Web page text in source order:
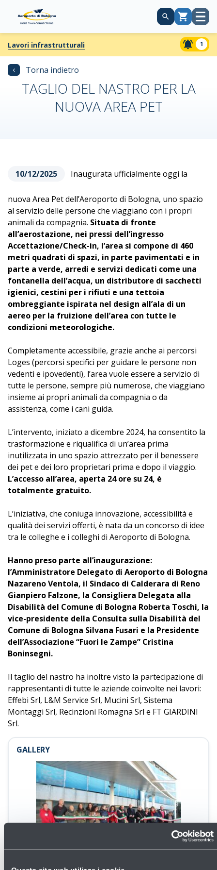
CarrelloApri
Lavori infrastrutturali 1
‹ Torna indietro
TAGLIO DEL NASTRO PER LA
NUOVA AREA PET
10/12/2025 Inaugurata ufficialmente oggi la
nuova Area Pet dell’Aeroporto di Bologna, uno spazio
al servizio delle persone che viaggiano con i propri
animali da compagnia. Situata di fronte
all’aerostazione, nei pressi dell’ingresso
Accettazione/Check-in, l’area si compone di 460
metri quadrati di spazi, in parte pavimentati e in
parte a verde, arredi e servizi dedicati come una
fontanella dell’acqua, un distributore di sacchetti
igienici, cestini per i rifiuti e una tettoia
ombreggiante ispirata nel design all’ala di un
aereo per la fruizione dell’area con tutte le
condizioni meteorologiche.
Completamente accessibile, grazie anche ai percorsi
Loges (percorsi specifici per guidare le persone non
vedenti e ipovedenti), l’area vuole essere a servizio di
tutte le persone, sempre più numerose, che viaggiano
insieme ai propri animali da compagnia o da
assistenza, come i cani guida.
L’intervento, iniziato a dicembre 2024, ha consentito la
trasformazione e riqualifica di un’area prima
inutilizzata in uno spazio attrezzato per il benessere
dei pet e dei loro proprietari prima e dopo il viaggio.
L’accesso all’area, aperta 24 ore su 24, è
totalmente gratuito.
L’iniziativa, che coniuga innovazione, accessibilità e
qualità dei servizi offerti, è nata da un concorso di idee
tra le colleghe e i colleghi di Aeroporto di Bologna.
Hanno preso parte all’inaugurazione:
l’Amministratore Delegato di Aeroporto di Bologna
Nazareno Ventola, il Sindaco di Calderara di Reno
Gianpiero Falzone, la Consigliera Delegata alla
Disabilità del Comune di Bologna Roberta Toschi, la
vice-presidente della Consulta sulla Disabilità del
Comune di Bologna Silvana Fusari e la Presidente
dell’Associazione “Fuori le Zampe” Cristina
Boninsegni.
Il taglio del nastro ha inoltre visto la partecipazione di
rappresentanti di tutte le aziende coinvolte nei lavori:
Effebi Srl, L&M Service Srl, Mucini Srl, Sistema
Montaggi Srl, Recinzioni Romagna Srl e FT GIARDINI
Srl.
GALLERY
Apri
la